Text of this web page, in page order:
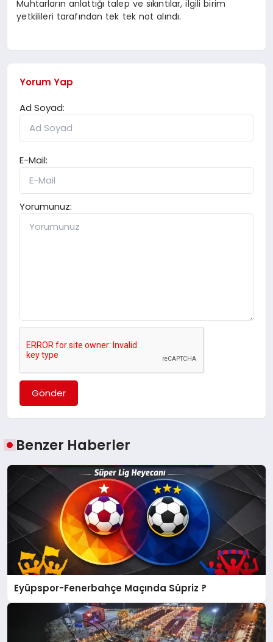
Muhtarların anlattığı talep ve sıkıntılar, ilgili birim
yetkilileri tarafından tek tek not alındı.
Yorum Yap
Ad Soyad:
E-Mail:
Yorumunuz:
Gönder
Benzer Haberler
Eyüpspor-Fenerbahçe Maçında Süpriz ?